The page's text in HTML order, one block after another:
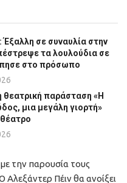
Έξαλλη σε συναυλία στην
τα λουλούδια σε
στο πρόσωπο
θεατρική παράσταση «Η
μια μεγάλη γιορτή»
την παρουσία τους
Πέιν θα ανοίξει